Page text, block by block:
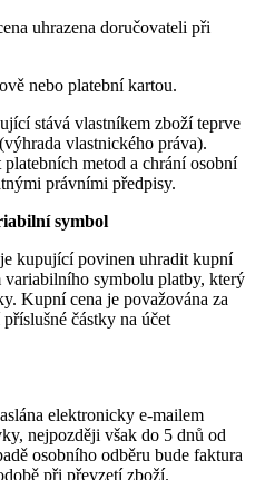
uhrazena doručovateli při
nebo platební kartou.
stává vlastníkem zboží teprve
vlastnického práva).
metod a chrání osobní
právními předpisy.
symbol
kupující povinen uhradit kupní
variabilního symbolu platby, který
Kupní cena je považována za
částky na účet
elektronicky e-mailem
nejpozději však do 5 dnů od
osobního odběru bude faktura
při převzetí zboží.